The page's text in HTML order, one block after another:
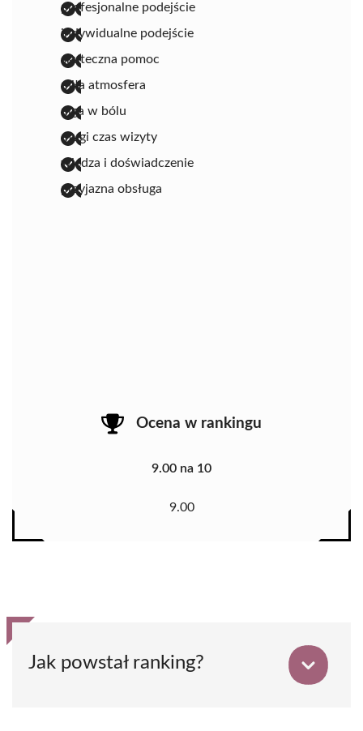
profesjonalne podejście
indywidualne podejście
skuteczna pomoc
miła atmosfera
ulga w bólu
długi czas wizyty
wiedza i doświadczenie
przyjazna obsługa
Ocena w rankingu
9.00 na 10
9.00
Jak powstał ranking?